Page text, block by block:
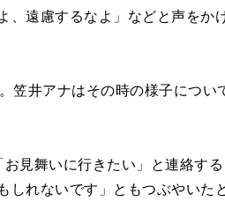
遠慮するなよ」などと声を
井アナはその時の様子につ
舞いに行きたい」と連絡す
れないです」ともつぶやいたと